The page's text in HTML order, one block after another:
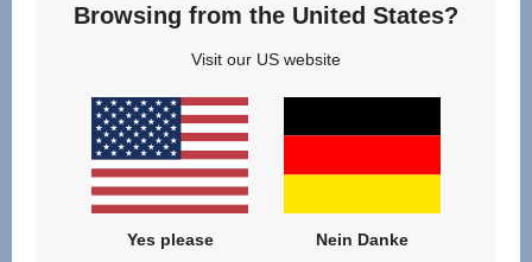
Browsing from the United States?
Visit our US website
Yes please Nein Danke